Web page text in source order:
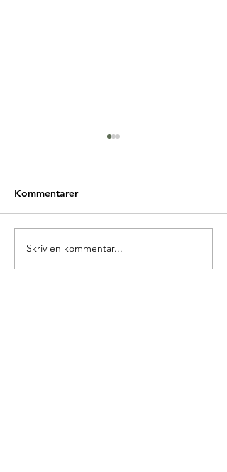
Glædelig Grundlovsdag
Kommentarer
Skriv en kommentar...